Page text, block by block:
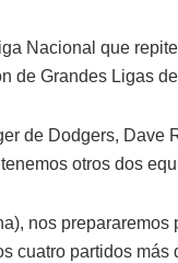
Nacional que
de Grandes Ligas
de Dodgers, Dave
otros dos
nos
cuatro partidos más